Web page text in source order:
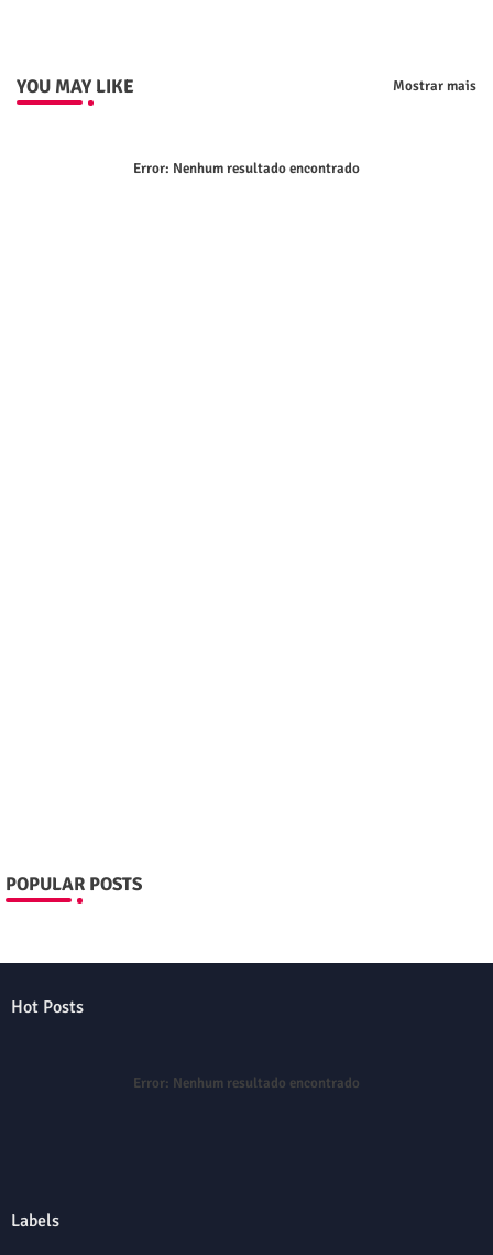
YOU MAY LIKE Mostrar mais
Error: Nenhum resultado encontrado
POPULAR POSTS
Hot Posts
Error: Nenhum resultado encontrado
Labels